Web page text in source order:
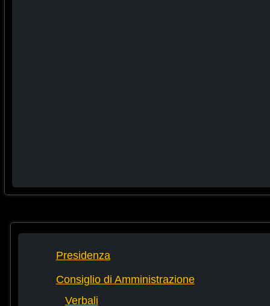
Presidenza
Consiglio di Amministrazione
Verbali